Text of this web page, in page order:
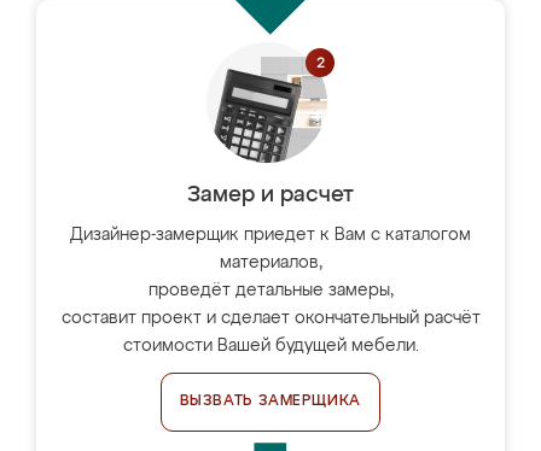
Замер и расчет
Дизайнер-замерщик приедет к Вам с каталогом
материалов,
проведёт детальные замеры,
составит проект и сделает окончательный расчёт
стоимости Вашей будущей мебели.
ВЫЗВАТЬ ЗАМЕРЩИКА